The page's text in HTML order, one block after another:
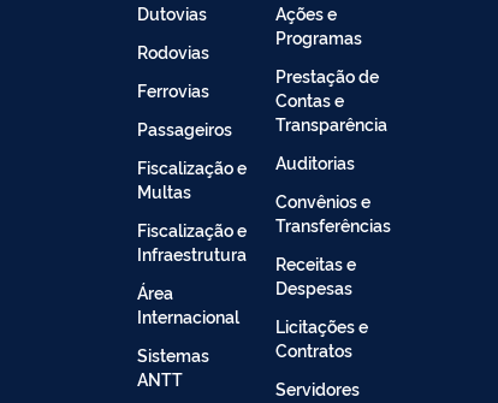
Dutovias
Rodovias
Ferrovias
Passageiros
Fiscalização e
Multas
Fiscalização e
Infraestrutura
Área
Internacional
Sistemas
ANTT
Ações e
Programas
Prestação de
Contas e
Transparência
Auditorias
Convênios e
Transferências
Receitas e
Despesas
Licitações e
Contratos
Servidores